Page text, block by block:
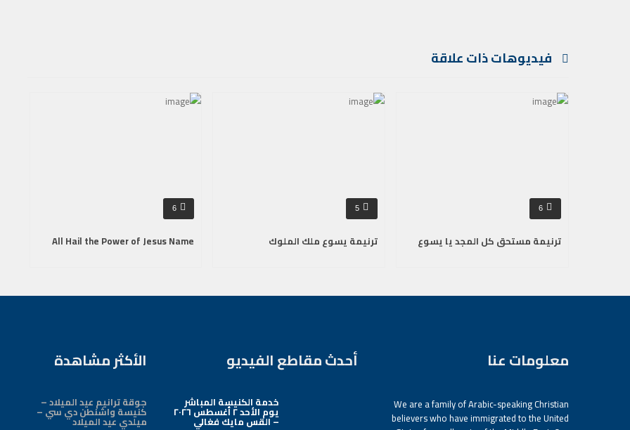
فيديوهات ذات علاقة
6
ترنيمة مستحق كل المجد يا يسوع
5
ترنيمة يسوع ملك الملوك
6
All Hail the Power of Jesus Name
معلومات عنا
We are a family of Arabic-speaking Christian
believers who have immigrated to the United
أحدث مقاطع الفيديو
خدمة الكنيسة المباشر
يوم الأحد ٢ أغسطس ٢٠٢٦
– القس مايك فغالي
الأكثر مشاهدة
جوقة ترانيم عيد الميلاد –
كنيسة واشنطن دي سي –
ميلدي عيد الميلاد